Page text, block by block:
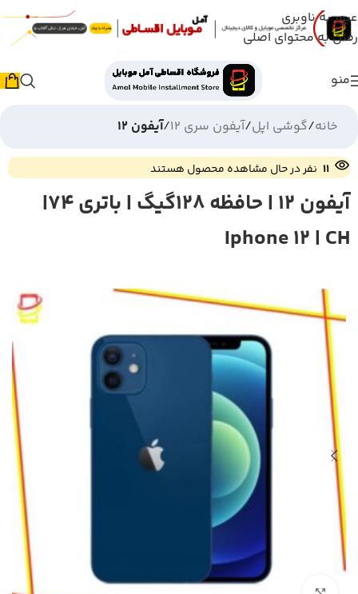
عبور به ناوبری
رفتن به محتوای اصلی
منو
خانه گوشی اپل آیفون سری 12 آیفون 12
11 نفر در حال مشاهده محصول هستند
آیفون 12 | حافظه 128گیگ | باتری 74|
Iphone 12 | CH